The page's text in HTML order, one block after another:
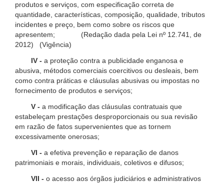
produtos e serviços, com especificação correta de
quantidade, características, composição, qualidade, tributos
incidentes e preço, bem como sobre os riscos que
apresentem; (Redação dada pela Lei nº 12.741, de
2012) (Vigência)
IV - a proteção contra a publicidade enganosa e
abusiva, métodos comerciais coercitivos ou desleais, bem
como contra práticas e cláusulas abusivas ou impostas no
fornecimento de produtos e serviços;
V - a modificação das cláusulas contratuais que
estabeleçam prestações desproporcionais ou sua revisão
em razão de fatos supervenientes que as tornem
excessivamente onerosas;
VI - a efetiva prevenção e reparação de danos
patrimoniais e morais, individuais, coletivos e difusos;
VII - o acesso aos órgãos judiciários e administrativos